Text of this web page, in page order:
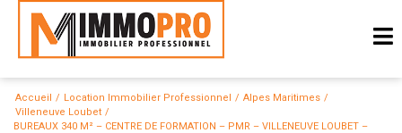
Accueil Location Immobilier Professionnel
Alpes Maritimes
Villeneuve Loubet
BUREAUX 340 M² – CENTRE DE FORMATION – PMR – VILLENEUVE LOUBET –